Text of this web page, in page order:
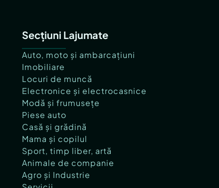
Secțiuni Lajumate
Auto, moto și ambarcațiuni
Imobiliare
Locuri de muncă
Electronice și electrocasnice
Modă și frumusețe
Piese auto
Casă și grădină
Mama și copilul
Sport, timp liber, artă
Animale de companie
Agro și Industrie